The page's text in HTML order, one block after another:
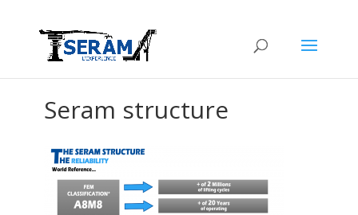
Seram structure